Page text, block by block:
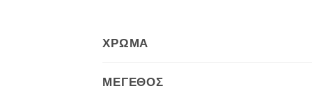
ΧΡΏΜΑ
ΜΈΓΕΘΟΣ